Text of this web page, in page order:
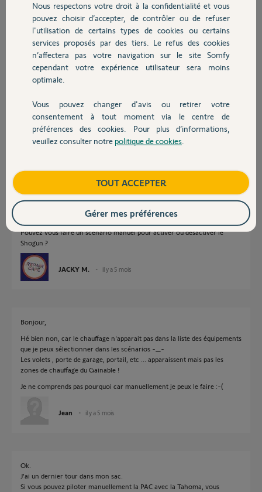
Chauffage
Autres produits
Devis avec un pro
Contact
je ne trouve pas le pilotage de mon chauffage dans la liste des actions
possibles..... -_-
Comment est ce possible ?
y-a-t-il un moyen d'asservir les zones du chauffage Shogun sur
ouverture/fermeture d'un ouvrant ?
Merci par avance pour vis réponses et votre compréhension,
Cordialement
Jean
il y a 5 mois
Participer au fil de discussion
Réponses
Pouvez vous faire un scénario manuel pour activer ou désactiver le
Shogun ?
JACKY M. il y a 5 mois
Bonjour,
Hé bien non, car le chauffage n'apparait pas dans la liste des équipements
que je peux sélectionner dans les scénarios -_-
Les volets , porte de garage, portail, etc ... apparaissent mais pas les
zones de chauffage du Gainable !
Je ne comprends pas pourquoi car manuellement je peux le faire :-(
Jean il y a 5 mois
Ok.
J'ai un dernier tour dans mon sac.
Si vous pouvez piloter manuellement la PAC avec la Tahoma, vous
Nous respectons votre droit à la confidentialité et vous
pouvez choisir d’accepter, de contrôler ou de refuser
l'utilisation de certains types de cookies ou certains
services proposés par des tiers. Le refus des cookies
n’affectera pas votre navigation sur le site Somfy
cependant votre expérience utilisateur sera moins
optimale.
Vous pouvez changer d'avis ou retirer votre
consentement à tout moment via le centre de
préférences des cookies. Pour plus d’informations,
veuillez consulter notre politique de cookies
TOUT ACCEPTER
Gérer mes préférences